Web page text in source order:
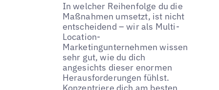
In welcher Reihenfolge du die
Maßnahmen umsetzt, ist nicht
entscheidend – wir als Multi-
Location-
Marketingunternehmen wissen
sehr gut, wie du dich
angesichts dieser enormen
Herausforderungen fühlst.